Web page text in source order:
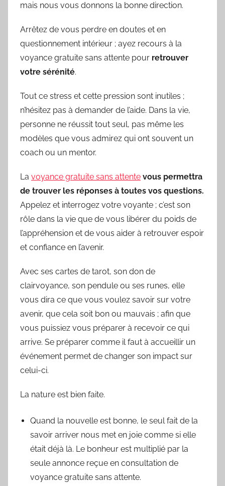
mais nous vous donnons la bonne direction.
Arrêtez de vous perdre en doutes et en
questionnement intérieur ; ayez recours à la
voyance gratuite sans attente pour retrouver
votre sérénité.
Tout ce stress et cette pression sont inutiles ;
n’hésitez pas à demander de l’aide. Dans la vie,
personne ne réussit tout seul, pas même les
modèles que vous admirez qui ont souvent un
coach ou un mentor.
La voyance gratuite sans attente vous permettra
de trouver les réponses à toutes vos questions.
Appelez et interrogez votre voyante ; c’est son
rôle dans la vie que de vous libérer du poids de
l’appréhension et de vous aider à retrouver espoir
et confiance en l’avenir.
Avec ses cartes de tarot, son don de
clairvoyance, son pendule ou ses runes, elle
vous dira ce que vous voulez savoir sur votre
avenir, que cela soit bon ou mauvais ; afin que
vous puissiez vous préparer à recevoir ce qui
arrive. Se préparer comme il faut à accueillir un
événement permet de changer son impact sur
celui-ci.
La nature est bien faite.
Quand la nouvelle est bonne, le seul fait de la
savoir arriver nous met en joie comme si elle
était déjà là. Le bonheur est multiplié par la
seule annonce reçue en consultation de
voyance gratuite sans attente.